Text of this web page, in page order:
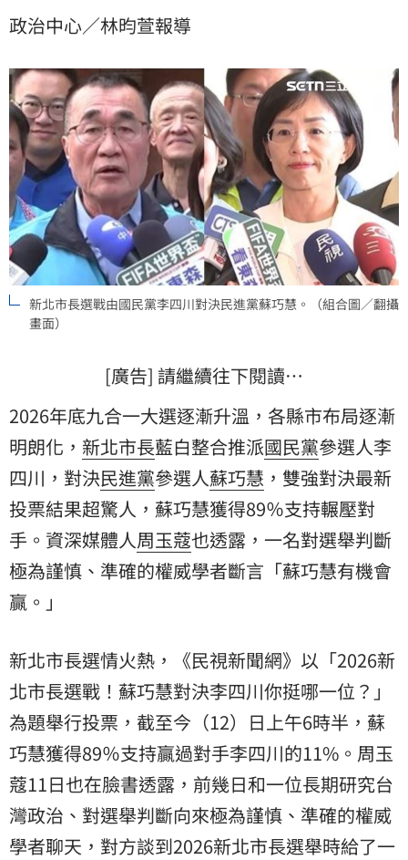
「蘇巧慧有機會贏。」
政治中心／林昀萱報導
新北市長選戰由國民黨李四川對決民進黨蘇巧慧。（組合圖／翻攝
畫面）
[廣告] 請繼續往下閱讀…
2026年底九合一大選逐漸升溫，各縣市布局逐漸
明朗化， 新北市長藍白整合推派國民黨參選人李
四川 ，對決民進黨參選人蘇巧慧 ，雙強對決最新
投票結果超驚人，蘇巧慧獲得89％支持輾壓對
手。資深媒體人周玉蔻也透露，一名對選舉判斷
極為謹慎、準確的權威學者斷言「蘇巧慧有機會
贏。」
新北市長選情火熱，《民視新聞網》以「2026新
北市長選戰！蘇巧慧對決李四川你挺哪一位？」
為題舉行投票，截至今（12）日上午6時半，蘇
巧慧獲得89％支持贏過對手李四川的11%。周玉
蔻11日也在臉書透露，前幾日和一位長期研究台
灣政治、對選舉判斷向來極為謹慎、準確的權威
學者聊天，對方談到2026新北市長選舉時給了一